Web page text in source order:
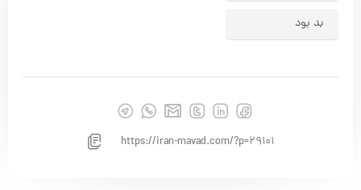
بد بود
https://iran-mavad.com/?p=29101